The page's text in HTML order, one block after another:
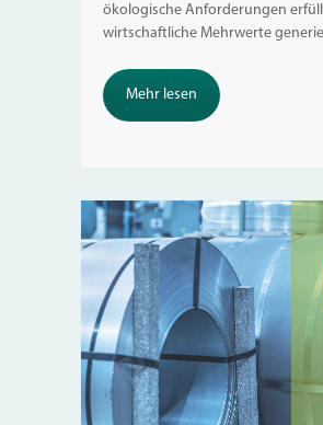
ökologische Anforderungen
wirtschaftliche Mehrwerte
Mehr lesen